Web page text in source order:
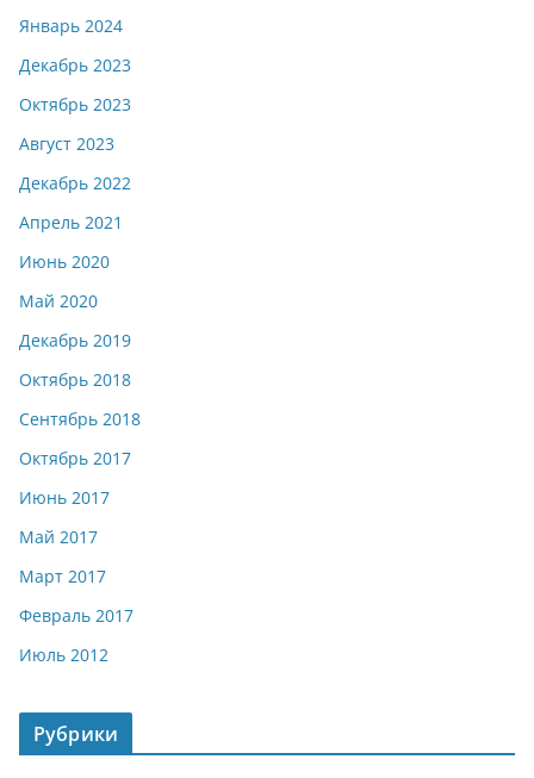
Январь 2024
Декабрь 2023
Октябрь 2023
Август 2023
Декабрь 2022
Апрель 2021
Июнь 2020
Май 2020
Декабрь 2019
Октябрь 2018
Сентябрь 2018
Октябрь 2017
Июнь 2017
Май 2017
Март 2017
Февраль 2017
Июль 2012
Рубрики